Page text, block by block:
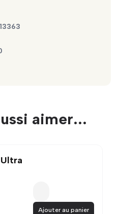
aimer...
Ajouter au panier